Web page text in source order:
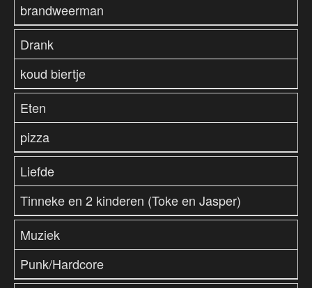
brandweerman
Drank
koud biertje
Eten
pizza
Liefde
Tinneke en 2 kinderen (Toke en Jasper)
Muziek
Punk/Hardcore